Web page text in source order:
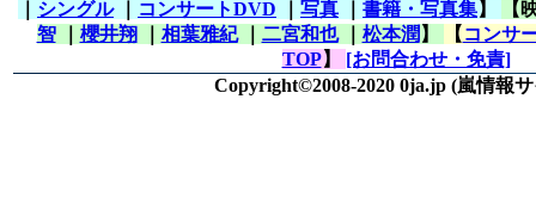
シングル｜ コンサートDVD 写真 書籍・写真集】
【
智｜ 櫻井翔 相葉雅紀｜ 二宮和也｜ 松本潤 】 【 コンサ
TOP】 [お問合わせ・免責]
Copyright©2008-2020 0ja.jp (嵐情報